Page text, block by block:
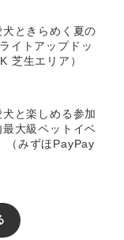
犬ときらめく夏の
イトアップドッ
芝生エリア）
犬と楽しめる参加
大級ペットイベ
（みずほPayPay